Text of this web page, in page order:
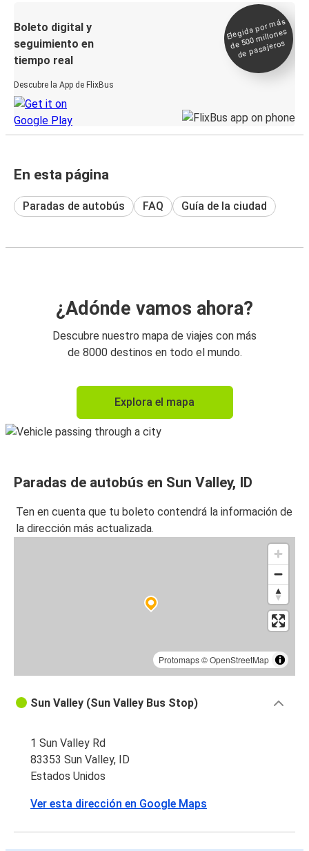
Boleto digital y
seguimiento en
tiempo real
Descubre la App de FlixBus
Elegida por
más
de 500
millones
de pasajeros
En esta página
Paradas de autobús FAQ Guía de la ciudad
¿Adónde vamos ahora?
Descubre nuestro mapa de viajes con más
de 8000 destinos en todo el mundo.
Explora el mapa
Paradas de autobús en Sun Valley, ID
Ten en cuenta que tu boleto contendrá la información de
la dirección más actualizada.
Protomaps©OpenStreetMap
Sun Valley (Sun Valley Bus Stop)
1 Sun Valley Rd
83353 Sun Valley, ID
Estados Unidos
Ver esta dirección en Google Maps